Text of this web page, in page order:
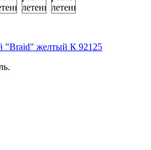
"Braid" желтый К 92125